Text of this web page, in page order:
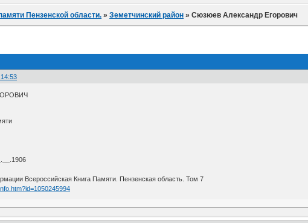
Пензенской области. »Земетчинский район »Сюзюев Александр Егорович
Всероссийская Книга Памяти. Пензенская область. Том 7